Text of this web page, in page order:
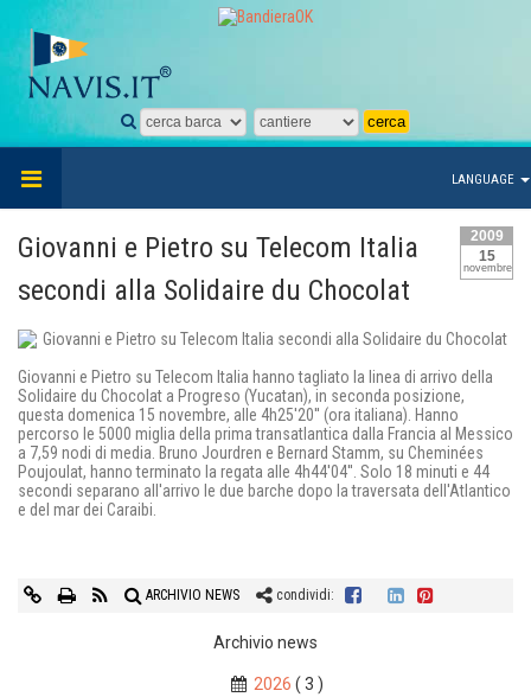
LANGUAGE
2009
15
novembre
Giovanni e Pietro su Telecom Italia
secondi alla Solidaire du Chocolat
Giovanni e Pietro su Telecom Italia hanno tagliato la linea di arrivo della
Solidaire du Chocolat a Progreso (Yucatan), in seconda posizione,
questa domenica 15 novembre, alle 4h25'20'' (ora italiana). Hanno
percorso le 5000 miglia della prima transatlantica dalla Francia al Messico
a 7,59 nodi di media. Bruno Jourdren e Bernard Stamm, su Cheminées
Poujoulat, hanno terminato la regata alle 4h44'04''. Solo 18 minuti e 44
secondi separano all'arrivo le due barche dopo la traversata dell'Atlantico
e del mar dei Caraibi.
ARCHIVIO NEWS condividi:
Archivio news
2026 ( 3 )